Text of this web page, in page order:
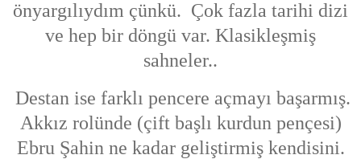
önyargılıydım çünkü. Çok fazla tarihi dizi
ve hep bir döngü var. Klasikleşmiş
sahneler..
Destan ise farklı pencere açmayı başarmış.
Akkız rolünde (çift başlı kurdun pençesi)
Ebru Şahin ne kadar geliştirmiş kendisini.